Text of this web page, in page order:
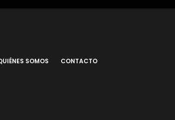
SOMOS CONTACTO